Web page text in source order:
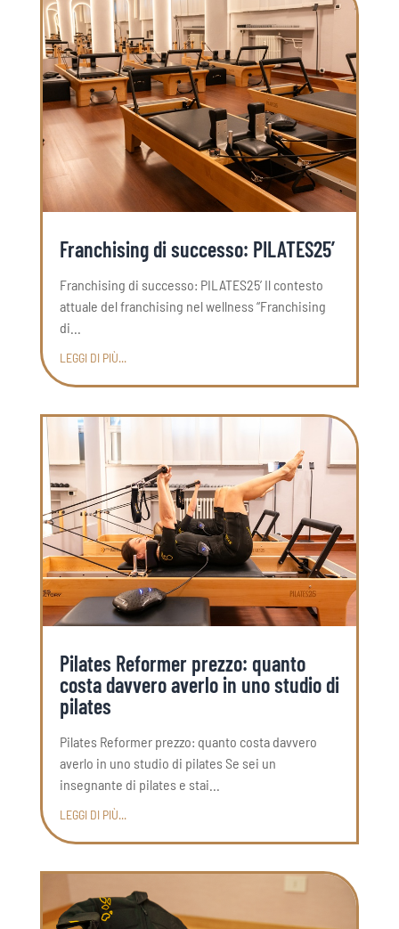
Franchising di successo: PILATES25’
Franchising di successo: PILATES25’ Il contesto
attuale del franchising nel wellness “Franchising
di...
LEGGI DI PIÙ...
Pilates Reformer prezzo: quanto
costa davvero averlo in uno studio di
pilates
Pilates Reformer prezzo: quanto costa davvero
averlo in uno studio di pilates Se sei un
insegnante di pilates e stai...
LEGGI DI PIÙ...